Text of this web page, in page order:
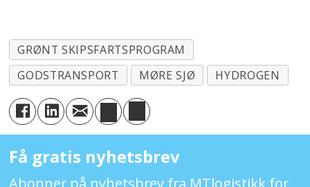
GRØNT SKIPSFARTSPROGRAM
GODSTRANSPORT
MØRE SJØ HYDROGEN
Få gratis nyhetsbrev